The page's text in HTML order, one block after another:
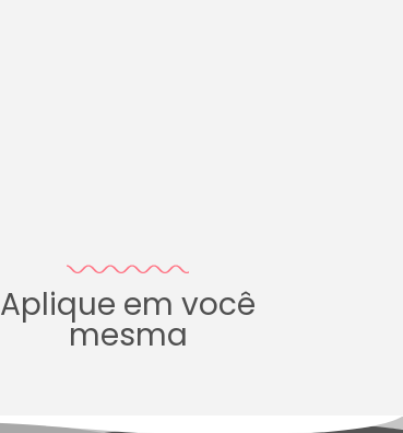
Aplique em você
mesma